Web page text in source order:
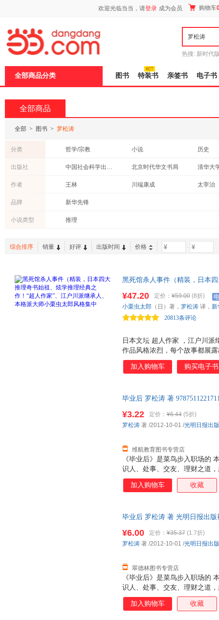
欢迎光临当当，请登录 成为会员 购物车
热搜: 新时代
全部商品分类 图书 特装书 亲签书 电子书
全部商品
全部 > 图书 > 罗松涛
分类 哲学/宗教 小说
历史
文学
教材
政治/军
经济
自然科学
出版社 中国社会科学出版社 北京时代华文书局
清华大
中国农业出版社
重庆出
作者 王林 川端康成 太宰治
品牌 新华先锋
小说类型 推理
综合排序 销量 好评 出版时间 价格 -
黑死馆杀人事件（精装，日本
荒诞诡异，手法华丽，内容囊
轰动日本文坛，深刻影响松下
距离？
日本文坛 超人作家 ，江户川
作品风格浓烈，每个故事都展
式 推理小说的美誉。 日本四大
法层层堆叠，案情步步深入，
后世推理小说，《名侦探柯南
还原欧式华丽感；内文收录作
¥47.20 定价： ¥59.00 (8折)
20813条评论
小栗虫太郎 （日）著， 罗松涛 译， 新
加入购物车 购买电子书
毕业后 罗松涛 著
《毕业后》是菜鸟步入职场的
识人、处事、交友、理财之道
的所有盲点和茫然！让你在面
困惑。
¥3.22 定价： ¥6.44 (5折)
维航教育图书专营店
罗松涛 著 /2012-10-01 /光明日报出
加入购物车 收藏
毕业后 罗松涛 著 光明日报出
《毕业后》是菜鸟步入职场的
识人、处事、交友、理财之道
的所有盲点和茫然！让你在面
困惑。
¥6.00 定价： ¥35.37 (1.7折)
翠德林图书专营店
罗松涛 著 /2012-10-01 /光明日报出
加入购物车 收藏
页
加